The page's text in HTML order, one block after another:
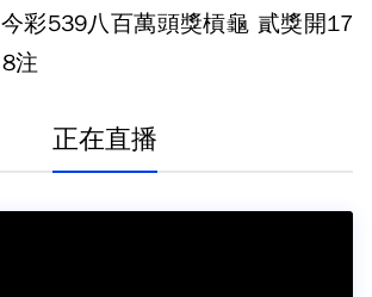
今彩539八百萬頭獎槓龜 貳獎開17
8注
正在直播